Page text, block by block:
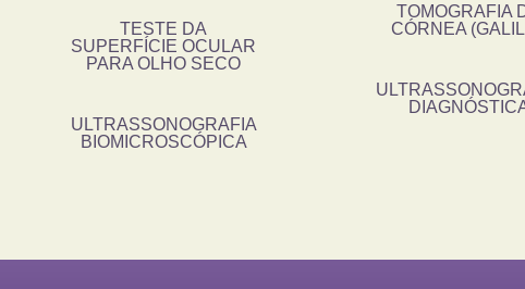
TESTE DA
SUPERFÍCIE OCULAR
PARA OLHO SECO
ULTRASSONOGRAFIA
BIOMICROSCÓPICA
TOMOGRAFIA
CÓRNEA